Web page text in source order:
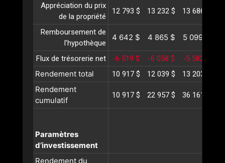
Appréciation du prix
de la propriété
12 793 $ 13 232 $ 13 686 $
Remboursement de
l’hypothèque
4 642 $ 4 865 $ 5 099 $
Flux de trésorerie net -6 519 $ -6 058 $ -5 582 $
Rendement total 10 917 $ 12 039 $ 13 203 $
Rendement
cumulatif
10 917 $ 22 957 $ 36 161 $
Paramètres
d’investissement
Rendement du